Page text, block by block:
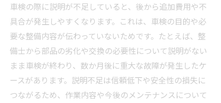
車検の際に説明が不足していると、後から追加費用や不
具合が発生しやすくなります。これは、車検の目的や必
要な整備内容が伝わっていないためです。たとえば、整
備士から部品の劣化や交換の必要性について説明がない
まま車検が終わり、数か月後に重大な故障が発生したケ
ースがあります。説明不足は信頼低下や安全性の損失に
つながるため、作業内容や今後のメンテナンスについて